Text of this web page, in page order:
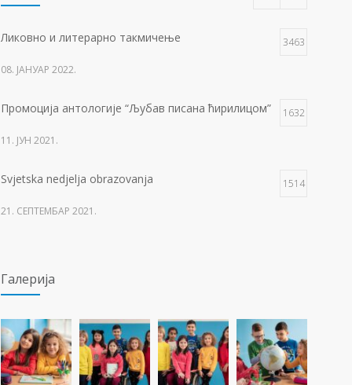
Ликовно и литерарно такмичење 3463
08. ЈАНУАР 2022.
Промоција антологије “Љубав писана ћирилицом” 1632
11. ЈУН 2021.
Svjetska nedjelja obrazovanja 1514
21. СЕПТЕМБАР 2021.
09. ОКТОБАР 2021.
Прва награда на понос Града Добоја 1430
22. МАРТ 2021.
Галерија